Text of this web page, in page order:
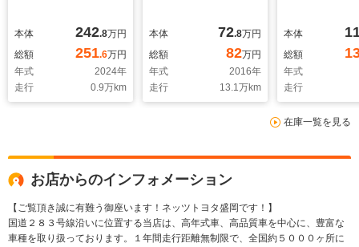
本体 242.8万円
総額
251.6万円
年式
2024年
走行
0.9万km
本体 72.8万円
総額
82万円
年式
2016年
走行
13.1万km
本体
総額
年式
走行
在庫一覧を見る
お店からのインフォメーション
【ご覧頂き誠に有難う御座います！ネッツトヨタ盛岡です！】
国道２８３号線沿いに位置する当店は、高年式車、高品質車を中心に、豊富な
車種を取り扱っております。１年間走行距離無制限で、全国約５０００ヶ所に